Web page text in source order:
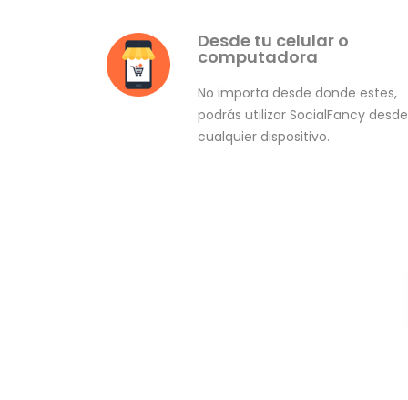
Desde tu celular o
computadora
No importa desde donde estes,
podrás utilizar SocialFancy desde
cualquier dispositivo.